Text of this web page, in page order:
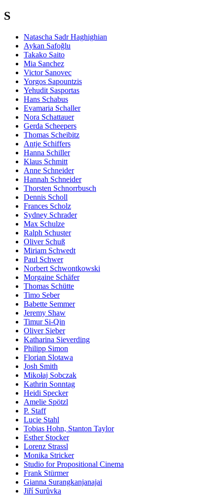
S
Natascha Sadr Haghighian
Aykan Safoğlu
Takako Saito
Mia Sanchez
Victor Sanovec
Yorgos Sapountzis
Yehudit Sasportas
Hans Schabus
Evamaria Schaller
Nora Schattauer
Gerda Scheepers
Thomas Scheibitz
Antje Schiffers
Hanna Schiller
Klaus Schmitt
Anne Schneider
Hannah Schneider
Thorsten Schnorrbusch
Dennis Scholl
Frances Scholz
Sydney Schrader
Max Schulze
Ralph Schuster
Oliver Schuß
Miriam Schwedt
Paul Schwer
Norbert Schwontkowski
Morgaine Schäfer
Thomas Schütte
Timo Seber
Babette Semmer
Jeremy Shaw
Timur Si-Qin
Oliver Sieber
Katharina Sieverding
Philipp Simon
Florian Slotawa
Josh Smith
Mikołaj Sobczak
Kathrin Sonntag
Heidi Specker
Amelie Spötzl
P. Staff
Lucie Stahl
Tobias Hohn, Stanton Taylor
Esther Stocker
Lorenz Strassl
Monika Stricker
Studio for Propositional Cinema
Frank Stürmer
Gianna Surangkanjanajai
Jiří Surůvka